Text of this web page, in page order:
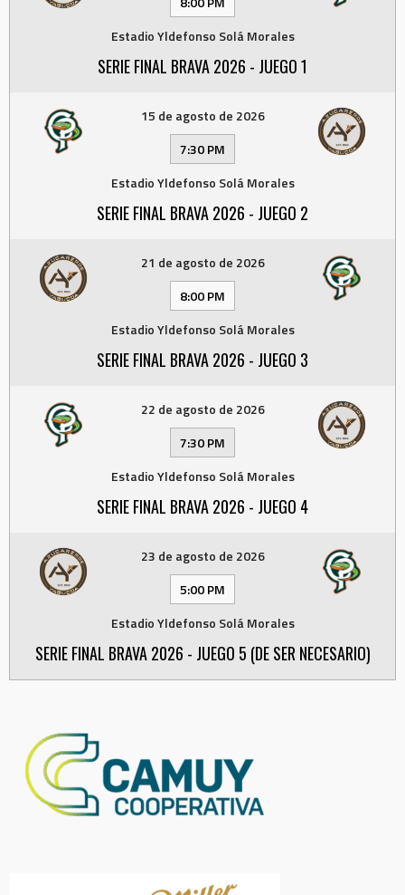
Estadio Yldefonso Solá Morales
SERIE FINAL BRAVA 2026 - JUEGO 1
15 de agosto de 2026
7:30 PM
Estadio Yldefonso Solá Morales
SERIE FINAL BRAVA 2026 - JUEGO 2
21 de agosto de 2026
8:00 PM
Estadio Yldefonso Solá Morales
SERIE FINAL BRAVA 2026 - JUEGO 3
22 de agosto de 2026
7:30 PM
Estadio Yldefonso Solá Morales
SERIE FINAL BRAVA 2026 - JUEGO 4
23 de agosto de 2026
5:00 PM
Estadio Yldefonso Solá Morales
SERIE FINAL BRAVA 2026 - JUEGO 5 (DE SER NECESARIO)